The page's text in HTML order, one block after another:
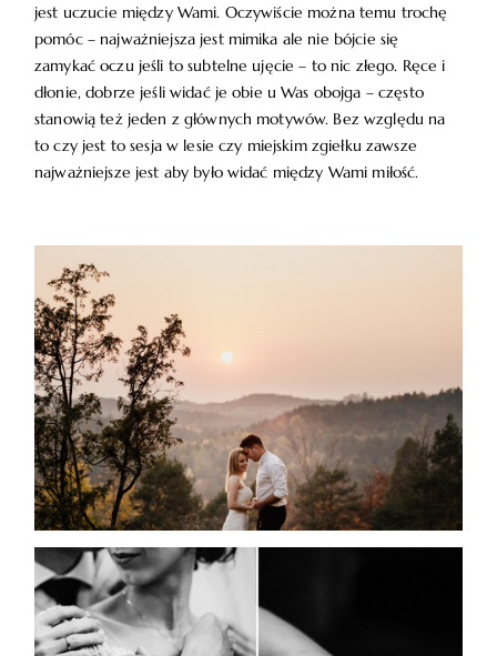
jest uczucie między Wami. Oczywiście można temu trochę
pomóc – najważniejsza jest mimika ale nie bójcie się
zamykać oczu jeśli to subtelne ujęcie – to nic złego. Ręce i
dłonie, dobrze jeśli widać je obie u Was obojga – często
stanowią też jeden z głównych motywów. Bez względu na
to czy jest to sesja w lesie czy miejskim zgiełku zawsze
najważniejsze jest aby było widać między Wami miłość.